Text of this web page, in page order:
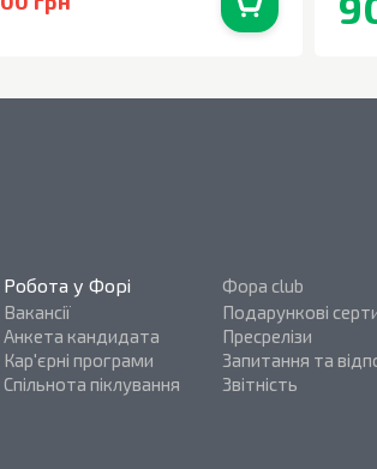
Робота у Форі
Вакансії
Анкета кандидата
Кар'єрні програми
Спільнота піклування
Фора club
Подарункові
Пресрелізи
Запитання та
Звітність